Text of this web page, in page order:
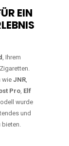
EIN
, Ihrem
wie JNR,
Pro, Elf
wurde
und
bieten.